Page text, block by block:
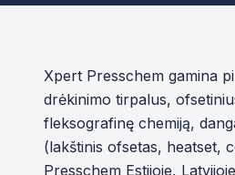
Xpert Presschem gamina
drėkinimo tirpalus,
fleksografinę chemiją,
(lakštinis ofsetas, heatset,
Presschem Estijoje,